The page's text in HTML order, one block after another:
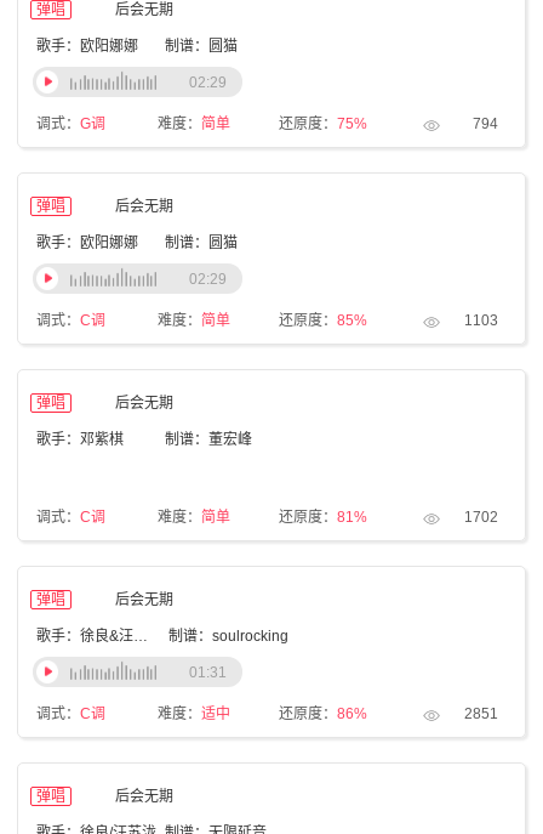
弹唱 后会无期
歌手：欧阳娜娜 制谱：圆猫
调式： G调 难度： 简单 还原度： 75% 794
02:29
弹唱 后会无期
歌手：欧阳娜娜 制谱：圆猫
调式： C调 难度： 简单 还原度： 85% 1103
02:29
弹唱 后会无期
歌手：邓紫棋 制谱：董宏峰
调式： C调 难度： 简单 还原度： 81% 1702
弹唱 后会无期
歌手：徐良&汪苏泷 制谱：soulrocking
调式： C调 难度： 适中 还原度： 86% 2851
01:31
弹唱 后会无期